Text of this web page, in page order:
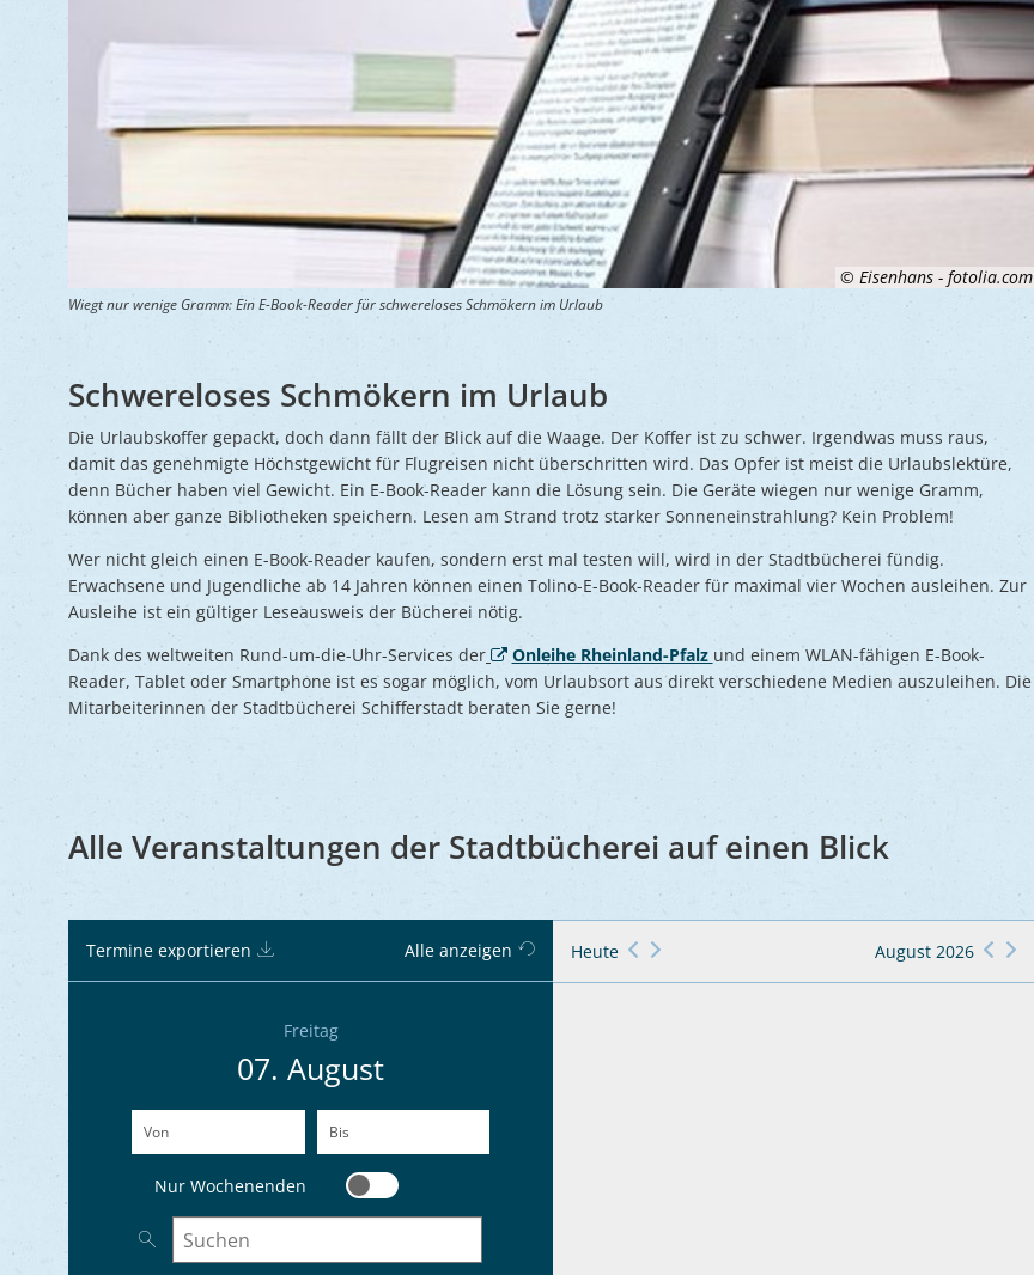
© Eisenhans - fotolia.com
Wiegt nur wenige Gramm: Ein E-Book-Reader für schwereloses Schmökern im Urlaub
Schwereloses Schmökern im Urlaub
Die Urlaubskoffer gepackt, doch dann fällt der Blick auf die Waage. Der Koffer ist zu schwer. Irgendwas muss raus,
damit das genehmigte Höchstgewicht für Flugreisen nicht überschritten wird. Das Opfer ist meist die Urlaubslektüre,
denn Bücher haben viel Gewicht. Ein E-Book-Reader kann die Lösung sein. Die Geräte wiegen nur wenige Gramm,
können aber ganze Bibliotheken speichern. Lesen am Strand trotz starker Sonneneinstrahlung? Kein Problem!
Wer nicht gleich einen E-Book-Reader kaufen, sondern erst mal testen will, wird in der Stadtbücherei fündig.
Erwachsene und Jugendliche ab 14 Jahren können einen Tolino-E-Book-Reader für maximal vier Wochen ausleihen. Zur
Ausleihe ist ein gültiger Leseausweis der Bücherei nötig.
Dank des weltweiten Rund-um-die-Uhr-Services der
Onleihe Rheinland-Pfalz und einem WLAN-fähigen E-Book-
Reader, Tablet oder Smartphone ist es sogar möglich, vom Urlaubsort aus direkt verschiedene Medien auszuleihen. Die
Mitarbeiterinnen der Stadtbücherei Schifferstadt beraten Sie gerne!
Alle Veranstaltungen der Stadtbücherei auf einen Blick
Termine exportieren Alle anzeigen
Freitag
07. August
Von(Beginndatum eingeben)Bis
Nur Wochenenden
Nur Wochenenden
Heute August 2026